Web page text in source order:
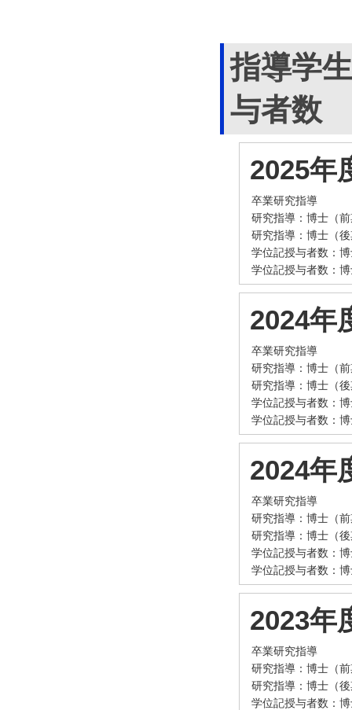
指導学
与者数
2025年
卒業研究指導
研究指導：博士（
研究指導：博士（
学位記授与者数：
学位記授与者数：
2024年
卒業研究指導
研究指導：博士（
研究指導：博士（
学位記授与者数：
学位記授与者数：
2024年
卒業研究指導
研究指導：博士（
研究指導：博士（
学位記授与者数：
学位記授与者数：
2023年
卒業研究指導
研究指導：博士（
研究指導：博士（
学位記授与者数：